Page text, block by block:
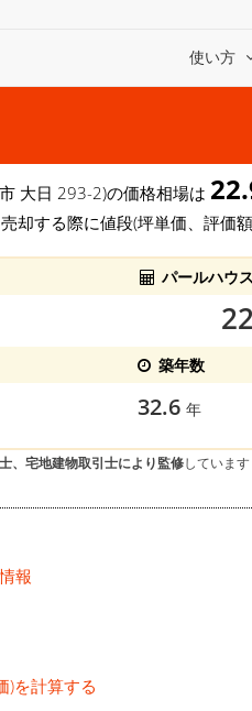
使い方
大日 293-2)の価格相場は
却する際に値段(坪単価、評価
パールハウ
築年数
32.6 年
、宅地建物取引士により監修しています
報
)を計算する